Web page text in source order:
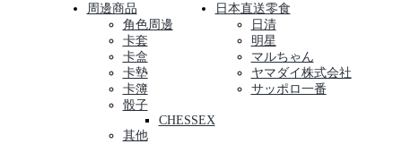
周邊商品
角色周邊
卡套
卡盒
卡墊
卡簿
骰子
CHESSEX
其他
日本直送零食
日清
明星
マルちゃん
ヤマダイ株式会社
サッポロ一番